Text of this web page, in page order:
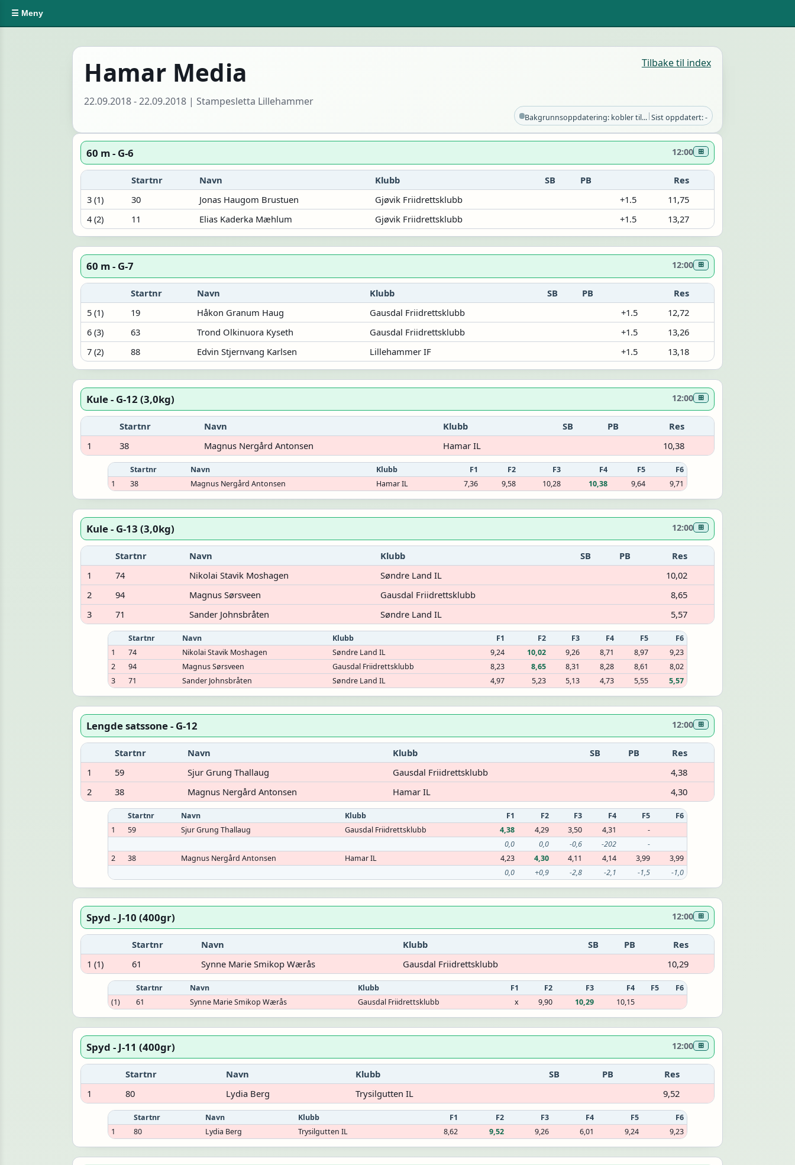
☰ Meny
Hamar Media Tilbake til index
22.09.2018 - 22.09.2018 | Stampesletta Lillehammer
Bakgrunnsoppdatering: kobler til...|Sist oppdatert: -
60 m - G-6 12:00 ⊞
Startnr Navn Klubb SB PB
Res
3 (1)
30 Jonas Haugom Brustuen Gjøvik Friidrettsklubb +1.5
11,75
4 (2)
11 Elias Kaderka Mæhlum Gjøvik Friidrettsklubb +1.5 13,27
60 m - G-7 12:00 ⊞
Startnr Navn Klubb SB PB
Res
5 (1)
19 Håkon Granum Haug Gausdal Friidrettsklubb +1.5
12,72
6 (3)
63 Trond Olkinuora Kyseth Gausdal Friidrettsklubb +1.5
13,26
7 (2)
88 Edvin Stjernvang Karlsen Lillehammer IF +1.5 13,18
Kule - G-12 (3,0kg) 12:00 ⊞
Startnr Navn Klubb SB PB
Res
1
38 Magnus Nergård Antonsen Hamar IL 10,38
Startnr Navn Klubb F1 F2 F3 F4 F5
F6
1
38 Magnus Nergård Antonsen Hamar IL 7,36 9,58 10,28 10,38 9,64 9,71
Kule - G-13 (3,0kg) 12:00 ⊞
Startnr Navn Klubb SB PB
Res
1
74 Nikolai Stavik Moshagen Søndre Land IL
10,02
2
94 Magnus Sørsveen Gausdal Friidrettsklubb
8,65
3
71 Sander Johnsbråten Søndre Land IL 5,57
Startnr Navn Klubb F1 F2 F3 F4 F5
F6
1
74 Nikolai Stavik Moshagen Søndre Land IL 9,24 10,02 9,26 8,71 8,97
9,23
2
94 Magnus Sørsveen Gausdal Friidrettsklubb 8,23 8,65 8,31 8,28 8,61
8,02
3
71 Sander Johnsbråten Søndre Land IL 4,97 5,23 5,13 4,73 5,55 5,57
Lengde satssone - G-12 12:00 ⊞
Startnr Navn Klubb SB PB
Res
1
59 Sjur Grung Thallaug Gausdal Friidrettsklubb
4,38
2
38 Magnus Nergård Antonsen Hamar IL 4,30
Startnr Navn Klubb F1 F2 F3 F4 F5
F6
1
59 Sjur Grung Thallaug Gausdal Friidrettsklubb 4,38 4,29 3,50 4,31
-
0,0
0,0 -0,6 -202
-
2
38 Magnus Nergård Antonsen Hamar IL 4,23 4,30 4,11 4,14 3,99
3,99
0,0
+0,9 -2,8 -2,1 -1,5 -1,0
Spyd - J-10 (400gr) 12:00 ⊞
Startnr Navn Klubb SB PB
Res
1 (1)
61 Synne Marie Smikop Wærås Gausdal Friidrettsklubb 10,29
Startnr Navn Klubb F1 F2 F3 F4 F5
F6
(1)
61 Synne Marie Smikop Wærås Gausdal Friidrettsklubb x 9,90 10,29 10,15
Spyd - J-11 (400gr) 12:00 ⊞
Startnr Navn Klubb SB PB
Res
1
80 Lydia Berg Trysilgutten IL 9,52
Startnr Navn Klubb F1 F2 F3 F4 F5
F6
1
80 Lydia Berg Trysilgutten IL 8,62 9,52 9,26 6,01 9,24 9,23